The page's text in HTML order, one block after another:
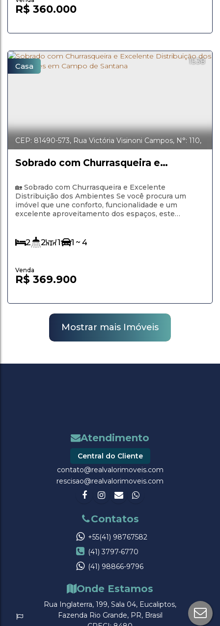
R$ 360.000
1538
Casa
Sobrado com Churrasqueira e
Ambientes em Campo de Santana
R$ 369.900
CEP: 81490-573, Rua Victória Visinoni Campos, N°: 110,
Campo de Santana ,Curitiba,Paraná,Brasil
2 2 1 1 ~ 4
🏡 Sobrado com Churrasqueira e Excelente
Distribuição dos Ambientes Se você procura um
imóvel que une conforto, funcionalidade e um
excelente aproveitamento dos espaços, este
praticidade no dia a dia, contando com ambientes
bem distribuídos e uma área de lazer perfeita para...
Mostrar mais Imóveis
Central do Cliente
contato@realvalorimoveis.com
rescisao@realvalorimoveis.com
+55(41) 98767582
(41) 3797-6770
(41) 98866-9796
Rua Inglaterra, 199, Sala 04, Eucaliptos,
Fazenda Rio Grande, PR, Brasil